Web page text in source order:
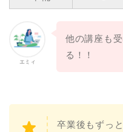
エミィ
他の講座も
る！！
卒業後もずっ